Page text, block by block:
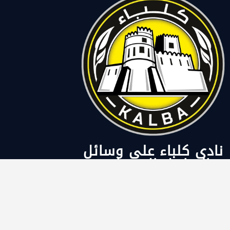
نادي كلباء على وسائل
التواصل الاجتماعي